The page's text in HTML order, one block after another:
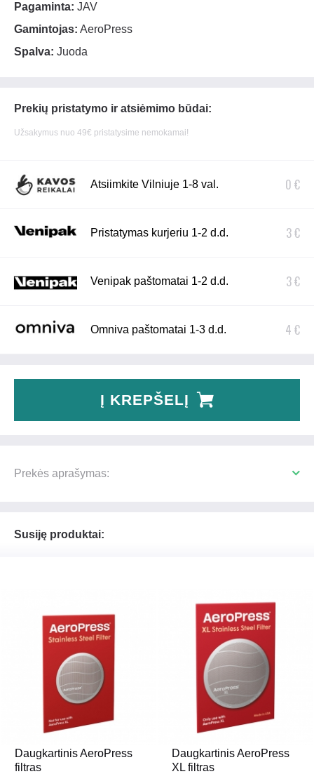
Pagaminta: JAV
Gamintojas: AeroPress
Spalva: Juoda
Prekių pristatymo ir atsiėmimo būdai:
Užsakymus nuo 49€ pristatysime nemokamai!
Atsiimkite Vilniuje 1-8 val. 0 €
Pristatymas kurjeriu 1-2 d.d. 3 €
Venipak paštomatai 1-2 d.d. 3 €
Omniva paštomatai 1-3 d.d. 4 €
Į KREPŠELĮ
Prekės aprašymas:
Susiję produktai:
Daugkartinis AeroPress
filtras
Daugkartinis AeroPress
XL filtras